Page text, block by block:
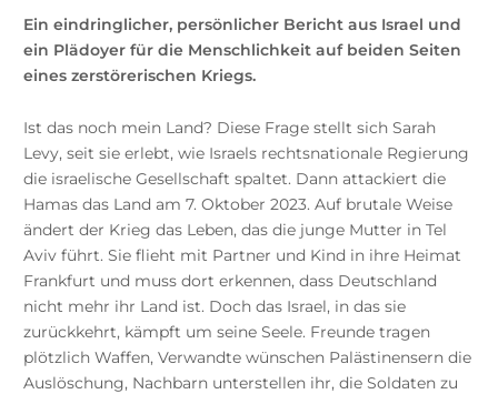
Ein eindringlicher, persönlicher Bericht aus Israel und
ein Plädoyer für die Menschlichkeit auf beiden Seiten
eines zerstörerischen Kriegs.
Ist das noch mein Land? Diese Frage stellt sich Sarah
Levy, seit sie erlebt, wie Israels rechtsnationale Regierung
die israelische Gesellschaft spaltet. Dann attackiert die
Hamas das Land am 7. Oktober 2023. Auf brutale Weise
ändert der Krieg das Leben, das die junge Mutter in Tel
Aviv führt. Sie flieht mit Partner und Kind in ihre Heimat
Frankfurt und muss dort erkennen, dass Deutschland
nicht mehr ihr Land ist. Doch das Israel, in das sie
zurückkehrt, kämpft um seine Seele. Freunde tragen
plötzlich Waffen, Verwandte wünschen Palästinensern die
Auslöschung, Nachbarn unterstellen ihr, die Soldaten zu